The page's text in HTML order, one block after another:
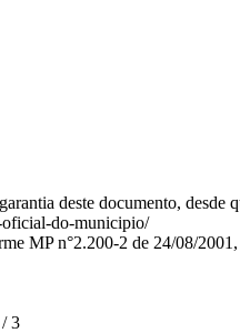
deste documento, desde
oficial-do-municipio/
MP n°2.200-2 de 24/08/
3